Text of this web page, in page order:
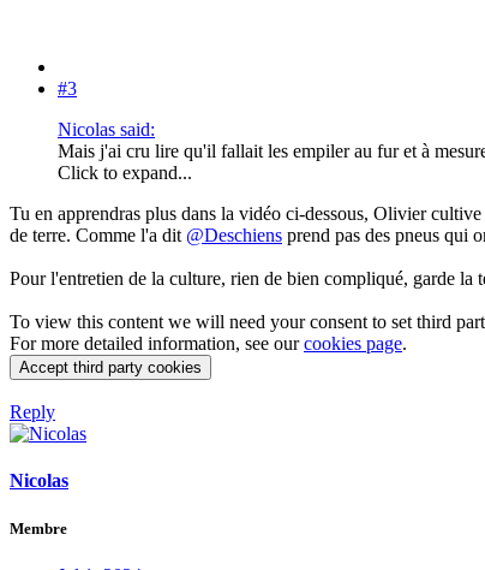
#3
Nicolas said:
Mais j'ai cru lire qu'il fallait les empiler au fur et à
Click to expand...
Tu en apprendras plus dans la vidéo ci-dessous, Olivier
de terre. Comme l'a dit @Deschiens prend pas des pneus qui
Pour l'entretien de la culture, rien de bien compliqué, garde la
To view this content we will need your consent to set third
For more detailed information, see ourcookies page.
Accept third party cookies
Reply
Nicolas
Membre